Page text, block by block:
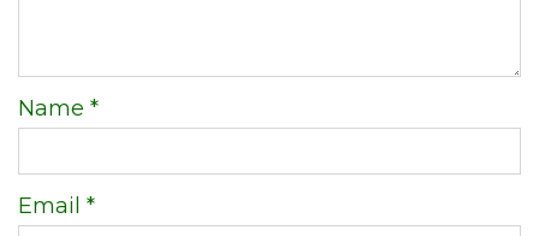
Name *
Email *